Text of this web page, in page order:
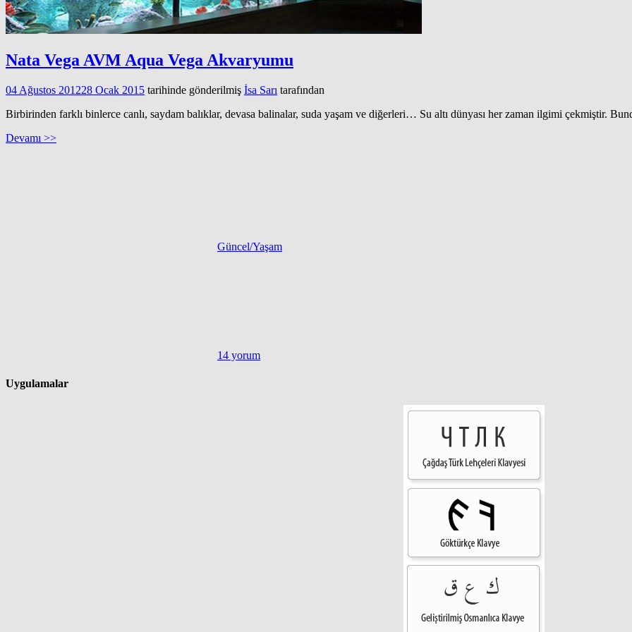
Nata Vega AVM Aqua Vega Akvaryumu
04 Ağustos 201228 Ocak 2015 tarihinde gönderilmiş İsa Sarı tarafından
Birbirinden farklı binlerce canlı, saydam balıklar, devasa balinalar, suda yaşam ve diğerleri… Su altı dünyası her zaman ilgimi çekmiştir.
Devamı >>
Güncel/Yaşam
14 yorum
Uygulamalar